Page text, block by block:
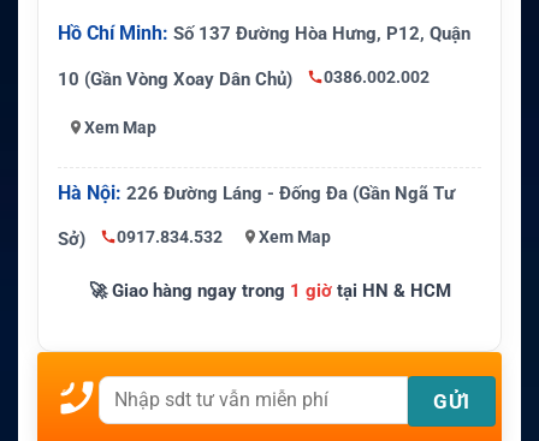
Hồ Chí Minh: Số 137 Đường Hòa Hưng, P12, Quận
10 (Gần Vòng Xoay Dân Chủ) 0386.002.002
Xem Map
Hà Nội: 226 Đường Láng - Đống Đa (Gần Ngã Tư
Sở) 0917.834.532 Xem Map
🚀 Giao hàng ngay trong 1 giờtại HN & HCM